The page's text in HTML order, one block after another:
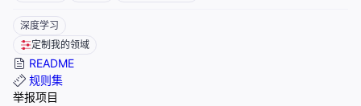
深度学习
定制我的领域
README
规则集
举报项目